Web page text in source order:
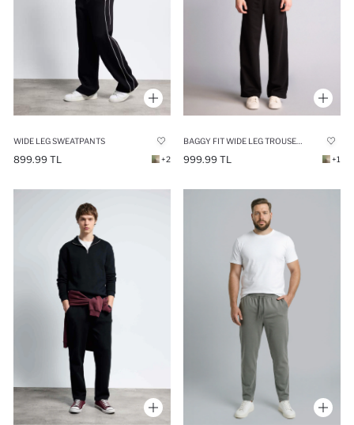
WIDE LEG SWEATPANTS
899.99 TL +2 999.99 TL +1